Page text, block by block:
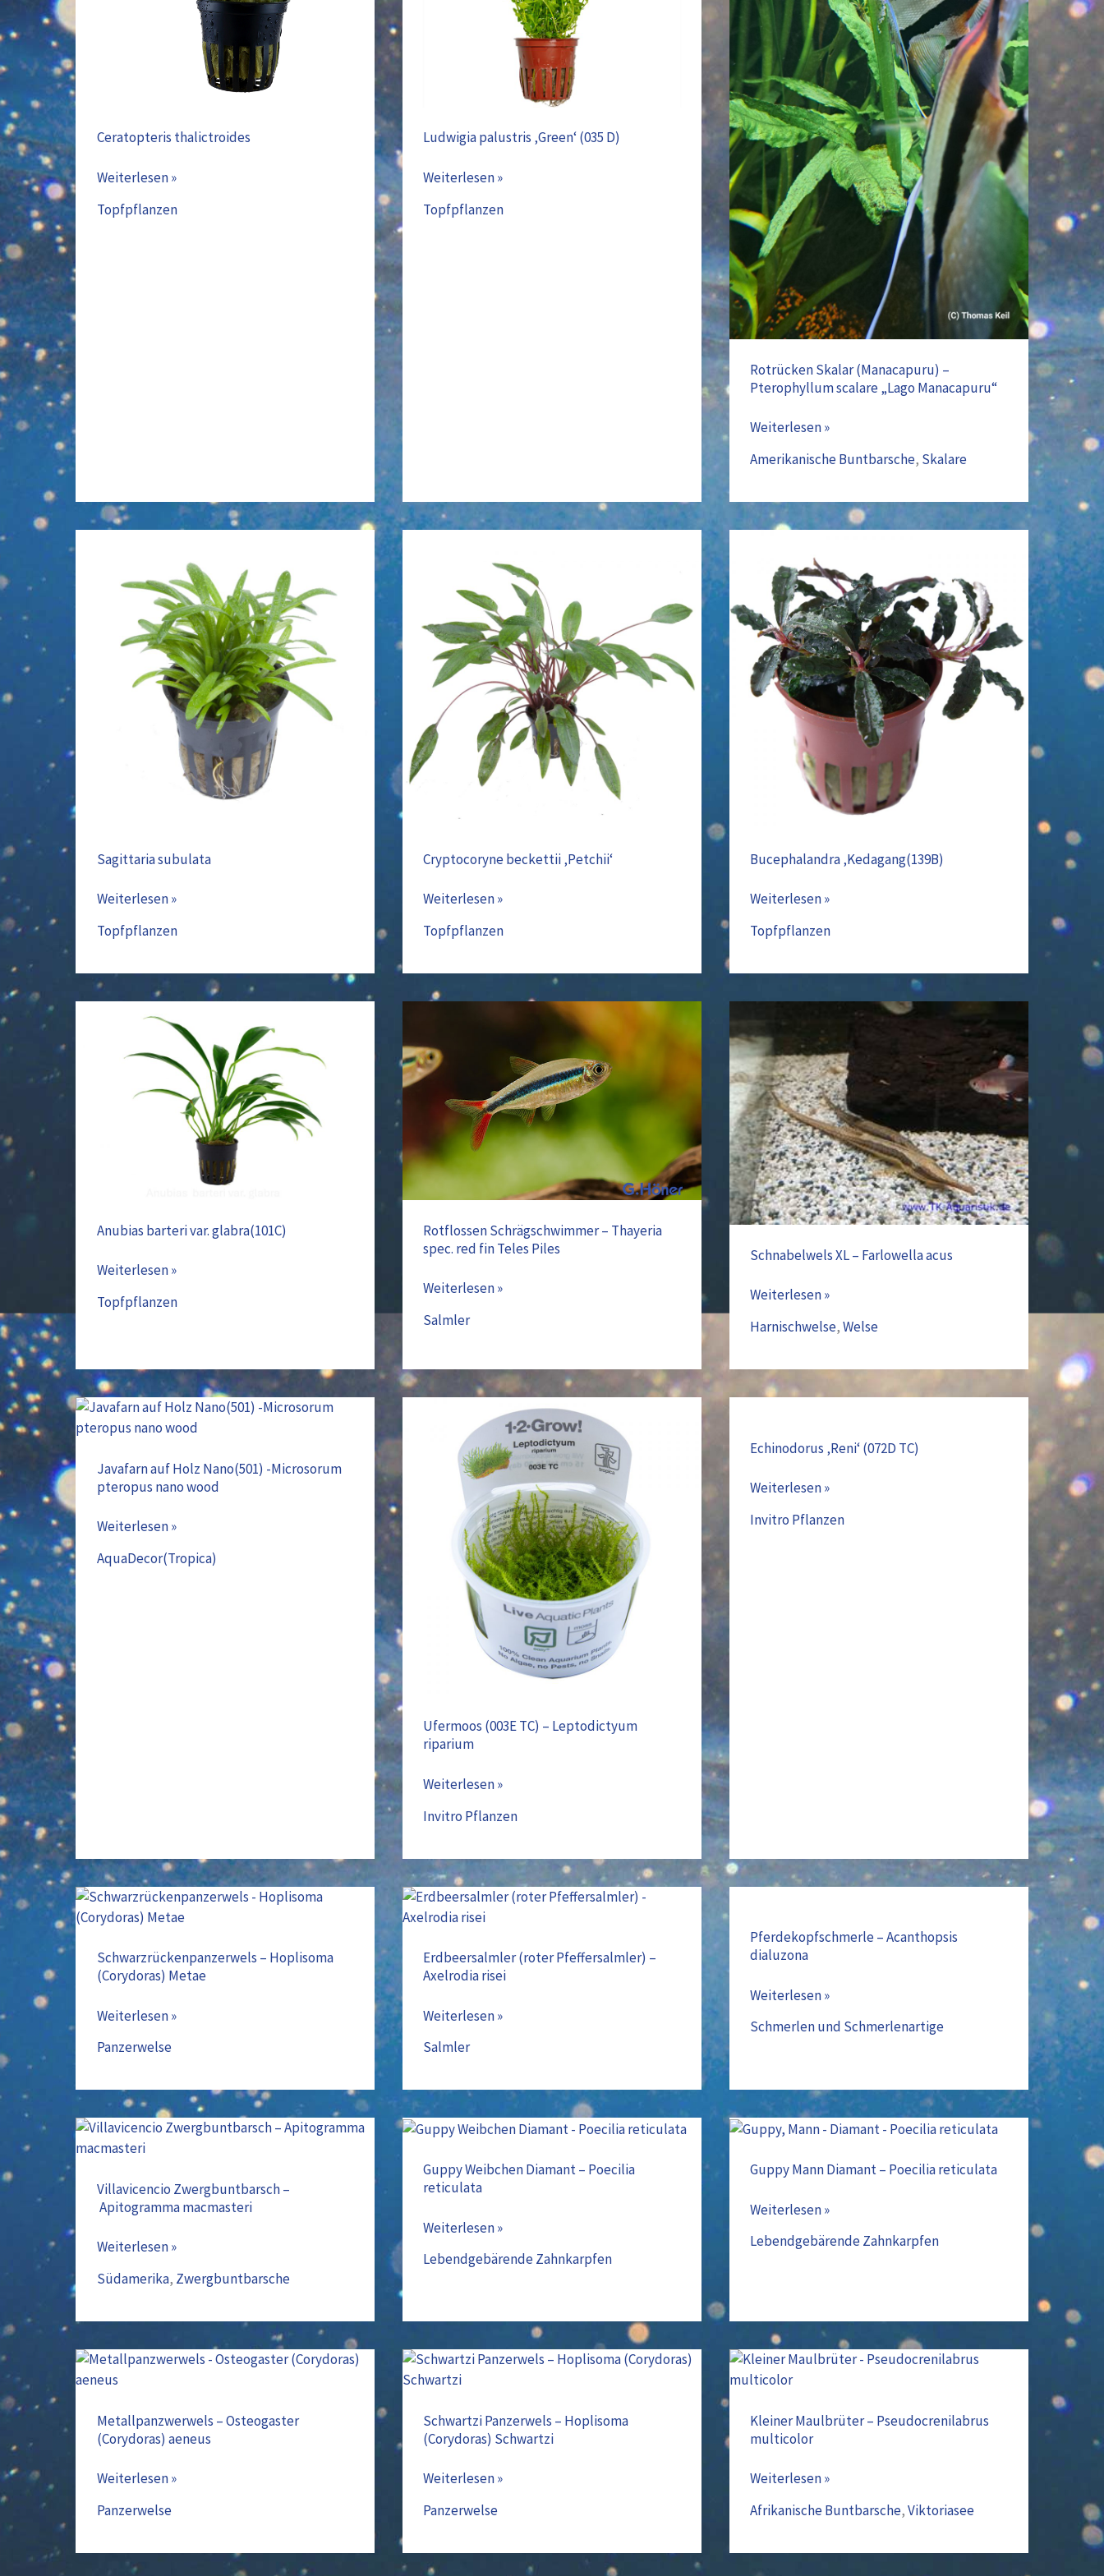
Ceratopteris thalictroides
Weiterlesen »
Topfpflanzen
Ludwigia palustris ‚Green‘ (035 D)
Weiterlesen »
Topfpflanzen
Rotrücken Skalar (Manacapuru) –
Pterophyllum scalare „Lago Manacapuru“
Weiterlesen »
Amerikanische Buntbarsche, Skalare
Sagittaria subulata
subulata
Weiterlesen »
Topfpflanzen
Cryptocoryne beckettii ‚Petchii‘
Cryptocoryne
‚Petchii‘
Weiterlesen »
Topfpflanzen
Bucephalandra ‚Kedagang(139B)
Bucephalandra
‚Kedagang(139B)
Weiterlesen »
Topfpflanzen
Anubias barteri var. glabra(101C)
barteri
glabra(101C)
Weiterlesen »
Topfpflanzen
Rotflossen Schrägschwimmer – Thayeria
spec. red fin Teles Piles
Schrägschwimmer
–
spec.
fin
Teles
Piles
Weiterlesen »
Salmler
Schnabelwels XL – Farlowella acus
Schnabelwels
XL
–
Farlowella
acus
Weiterlesen »
Harnischwelse,Welse
Javafarn auf Holz Nano(501) -Microsorum
pteropus nano wood
Javafarn
Holz
Nano(501)
Microsorum
pteropus
nano
Weiterlesen »
AquaDecor(Tropica)
Ufermoos (003E TC) – Leptodictyum
riparium
Ufermoos
Leptodictyum
riparium
Weiterlesen »
Invitro Pflanzen
Echinodorus ‚Reni‘ (072D TC)
‚Reni‘
TC)
Weiterlesen »
Invitro Pflanzen
Schwarzrückenpanzerwels – Hoplisoma
(Corydoras) Metae
Schwarzrückenpanzerwels
Hoplisoma
(Corydoras)
Weiterlesen »
Panzerwelse
Erdbeersalmler (roter Pfeffersalmler) –
Axelrodia risei
Erdbeersalmler
Pfeffersalmler)
–
risei
Weiterlesen »
Salmler
Pferdekopfschmerle – Acanthopsis
dialuzona
–
Acanthopsis
Weiterlesen »
Schmerlen und Schmerlenartige
Villavicencio Zwergbuntbarsch –
Apitogramma macmasteri
Villavicencio
–
Apitogramma
Weiterlesen »
Südamerika, Zwergbuntbarsche
Guppy Weibchen Diamant – Poecilia
reticulata
Weibchen
Diamant
Poecilia
reticulata
Weiterlesen »
Lebendgebärende Zahnkarpfen
Guppy Mann Diamant – Poecilia reticulata
Mann
–
reticulata
Weiterlesen »
Lebendgebärende Zahnkarpfen
Metallpanzwerwels – Osteogaster
(Corydoras) aeneus
Metallpanzwerwels
Osteogaster
(Corydoras)
Weiterlesen »
Panzerwelse
Schwartzi Panzerwels – Hoplisoma
(Corydoras) Schwartzi
Schwartzi
–
Hoplisoma
Schwartzi
Weiterlesen »
Panzerwelse
Kleiner Maulbrüter – Pseudocrenilabrus
multicolor
Kleiner
–
Pseudocrenilabrus
Weiterlesen »
Afrikanische Buntbarsche,Viktoriasee